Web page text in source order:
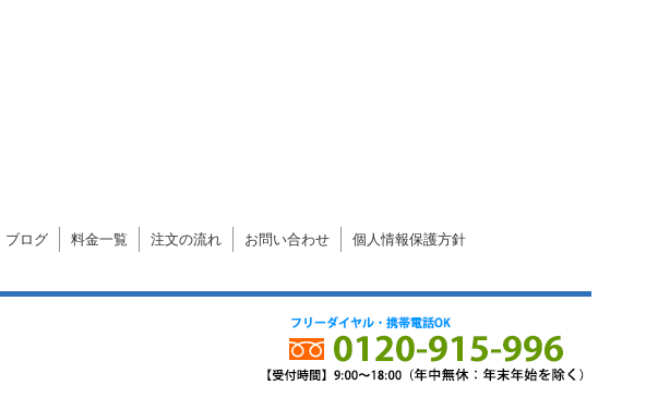
ブログ 料金一覧 注文の流れ お問い合わせ 個人情報保護方針